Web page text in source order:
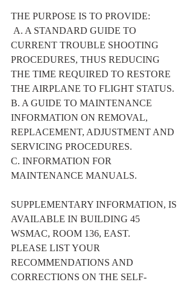
THE PURPOSE IS TO PROVIDE:
CURRENT TROUBLE SHOOTING
PROCEDURES, THUS REDUCING
THE TIME REQUIRED TO RESTORE
THE AIRPLANE TO FLIGHT STATUS.
B. A GUIDE TO MAINTENANCE
INFORMATION ON REMOVAL,
REPLACEMENT, ADJUSTMENT AND
SERVICING PROCEDURES.
C. INFORMATION FOR
MAINTENANCE MANUALS.
SUPPLEMENTARY INFORMATION, IS
AVAILABLE IN BUILDING 45
WSMAC, ROOM 136, EAST.
PLEASE LIST YOUR
RECOMMENDATIONS AND
CORRECTIONS ON THE SELF-